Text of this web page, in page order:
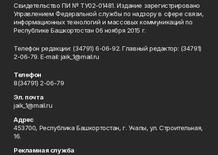
Свидетельство ПИ № ТУ02-01481. Издание зарегистрировано
Управлением Федеральной службы по надзору в сфере связи,
информационных технологий и массовых коммуникаций по
Республике Башкортостан 06 ноября 2015 г.
Телефон редакции: (34791) 6-06-92. Главный редактор: (34791)
2-06-79. Е-mаil: jaik_1@mail.ru
Телефон
8(34791) 2-06-79
Эл. почта
jaik_1@mail.ru
Адрес
453700, Республика Башкортостан, г. Учалы, ул. Строительная,
16.
Рекламная служба